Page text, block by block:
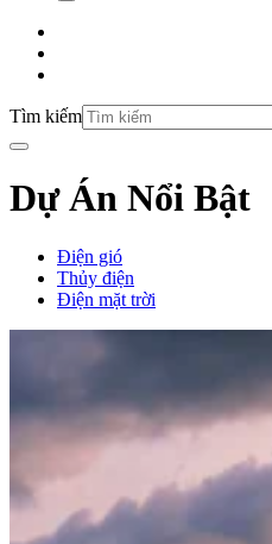
Tìm kiếm
Dự Án Nổi Bật
Điện gió
Thủy điện
Điện mặt trời